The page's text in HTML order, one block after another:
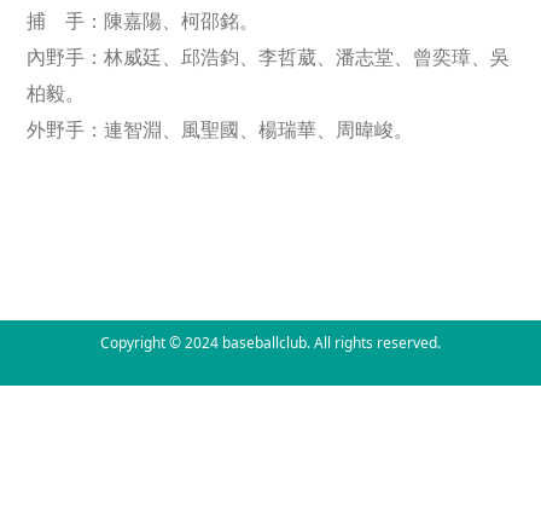
捕 手：陳嘉陽、柯邵銘。
內野手：林威廷、邱浩鈞、李哲葳、潘志堂、曾奕璋、吳
柏毅。
外野手：連智淵、風聖國、楊瑞華、周暐峻。
Copyright © 2024 baseballclub. All rights reserved.